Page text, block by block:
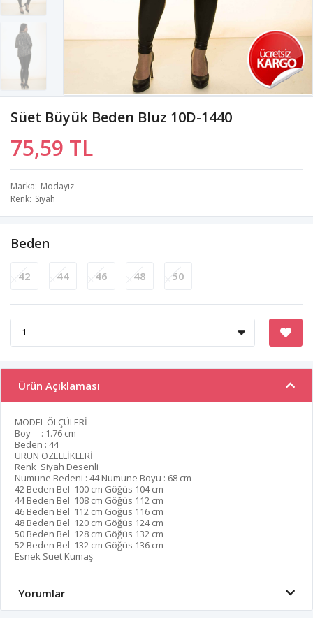
Süet Büyük Beden Bluz 10D-1440
75,59 TL
Marka Modayız
Renk Siyah
Beden
42 44 46 48 50
Ürün Açıklaması
MODEL ÖLÇÜLERİ
Boy : 1.76 cm
Beden : 44
ÜRÜN ÖZELLİKLERİ
Renk Siyah Desenli
Numune Bedeni : 44 Numune Boyu : 68 cm
42 Beden Bel 100 cm Göğüs 104 cm
44 Beden Bel 108 cm Göğüs 112 cm
46 Beden Bel 112 cm Göğüs 116 cm
48 Beden Bel 120 cm Göğüs 124 cm
50 Beden Bel 128 cm Göğüs 132 cm
52 Beden Bel 132 cm Göğüs 136 cm
Esnek Suet Kumaş
Yorumlar